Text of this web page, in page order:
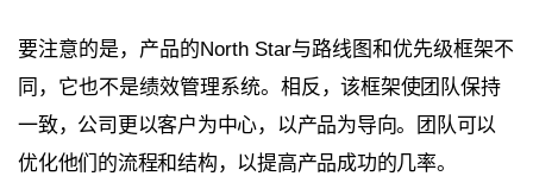
要注意的是，产品的North Star与路线图和优先级框架不
同，它也不是绩效管理系统。 相反，该框架使团队保持
一致，公司更以客户为中心，以产品为导向。团队可以
优化他们的流程和结构，以提高产品成功的几率。